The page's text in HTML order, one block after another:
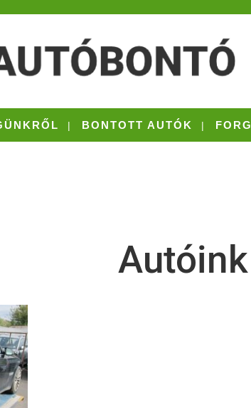
BONTOTT AUTÓK
Autóink